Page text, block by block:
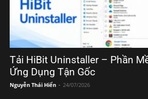
Tải HiBit Uninstaller – Phần
Ứng Dụng Tận Gốc
Nguyễn Thái Hiển - 24/07/2026